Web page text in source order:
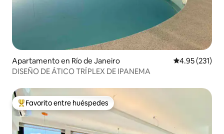
Apartamento en Río de Janeiro Calificación
4.95 (231)
DISEÑO DE ÁTICO TRÍPLEX DE IPANEMA
Favorito entre huéspedes preferido
Favorito entre huéspedes